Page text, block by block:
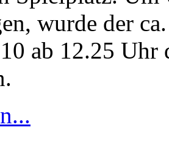
wurde der
ab 12.25